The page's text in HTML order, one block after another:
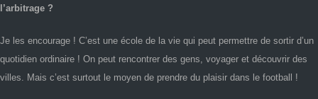
l’arbitrage ?
Je les encourage ! C’est une école de la vie qui peut permettre de sortir d’un
quotidien ordinaire ! On peut rencontrer des gens, voyager et découvrir des
villes. Mais c’est surtout le moyen de prendre du plaisir dans le football !